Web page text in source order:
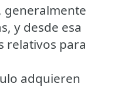
generalmente
y desde esa
relativos para
adquieren